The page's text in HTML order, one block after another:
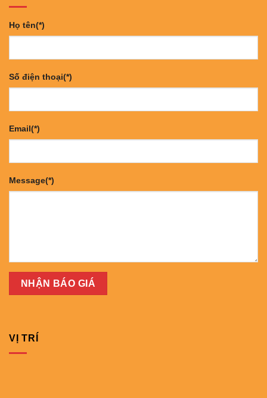
Họ tên(*)
Số điện thoại(*)
Email(*)
Message(*)
VỊ TRÍ